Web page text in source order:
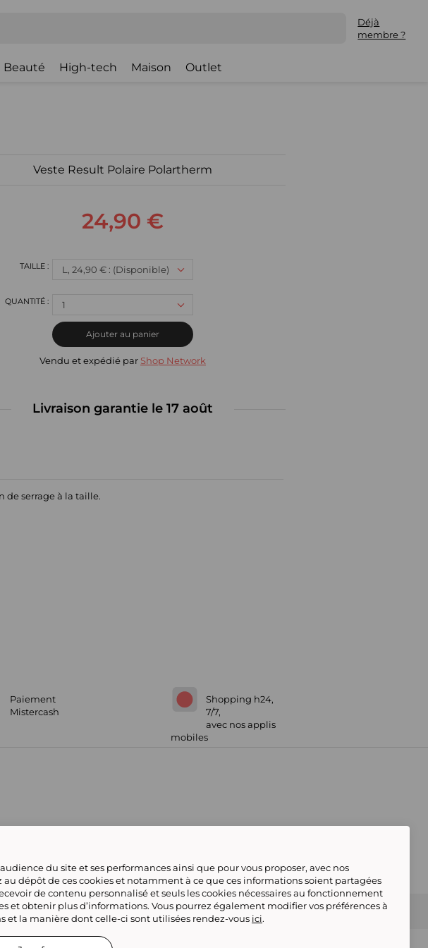
Déjà
membre ?
Beauté High-tech Maison Outlet
Veste Result Polaire Polartherm
24,90 €
L, 24,90 € : (Disponible)
1
Ajouter au panier
Vendu et expédié par Shop Network
Livraison garantie le 17 août
de serrage à la taille.
Paiement
Mistercash
Shopping h24,
7/7,
avec nos applis
mobiles
pour vos achats en ligne
Conditions générales de la Marketplace
Référencement & Critères de
du site et ses performances ainsi que pour vous proposer, avec nos
au dépôt de ces cookies et notamment à ce que ces informations soient partagées
de contenu personnalisé et seuls les cookies nécessaires au fonctionnement
et obtenir plus d’informations. Vous pourrez également modifier vos préférences à
et la manière dont celle-ci sont utilisées rendez-vous ici.